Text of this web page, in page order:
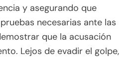
y asegurando que
necesarias ante las
que la acusación
Lejos de evadir el golpe,